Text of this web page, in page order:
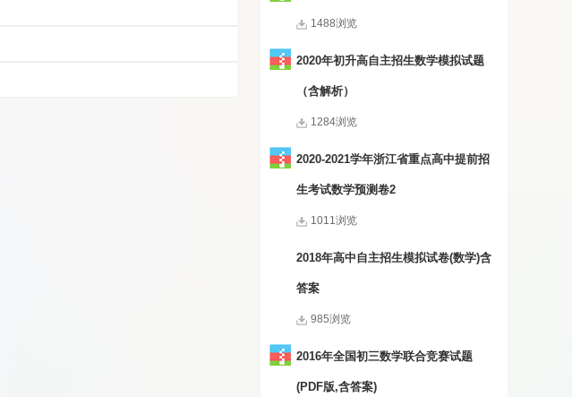
1488浏览
2020年初升高自主招生数学模拟试题
（含解析）
1284浏览
2020-2021学年浙江省重点高中提前招
生考试数学预测卷2
1011浏览
2018年高中自主招生模拟试卷(数学)含
答案
985浏览
2016年全国初三数学联合竞赛试题
(PDF版,含答案)